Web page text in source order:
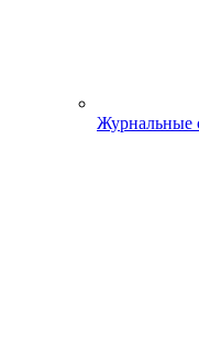
Журнальные